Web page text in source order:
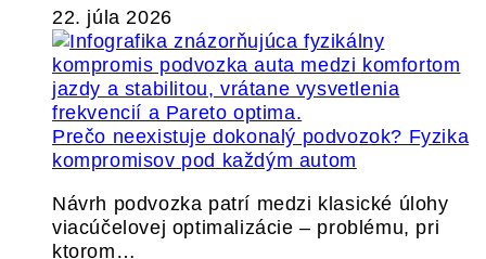
22. júla 2026
Prečo neexistuje dokonalý podvozok? Fyzika
kompromisov pod každým autom
Návrh podvozka patrí medzi klasické úlohy
viacúčelovej optimalizácie – problému, pri
ktorom…